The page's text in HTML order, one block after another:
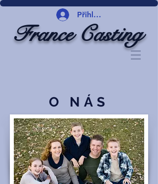
Přihlásit se
France Casting
O NÁS